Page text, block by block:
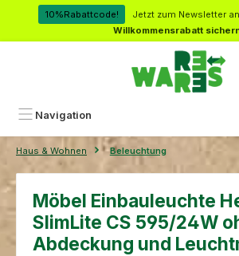
Zum Hauptinhalt springen
10%Rabattcode! Jetzt zum Newsletter
Willkommensrabatt
Navigation
Haus & Wohnen Beleuchtung
Möbel Einbauleuchte
SlimLite CS 595/24W
Abdeckung und